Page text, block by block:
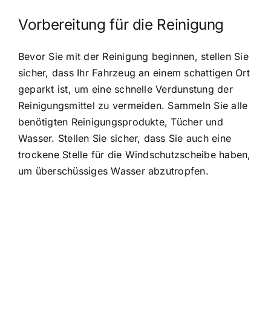
Vorbereitung für die Reinigung
Bevor Sie mit der Reinigung beginnen, stellen Sie
sicher, dass Ihr Fahrzeug an einem schattigen Ort
geparkt ist, um eine schnelle Verdunstung der
Reinigungsmittel zu vermeiden. Sammeln Sie alle
benötigten Reinigungsprodukte, Tücher und
Wasser. Stellen Sie sicher, dass Sie auch eine
trockene Stelle für die Windschutzscheibe haben,
um überschüssiges Wasser abzutropfen.